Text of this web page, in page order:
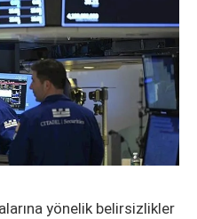
yönelik belirsizlikler